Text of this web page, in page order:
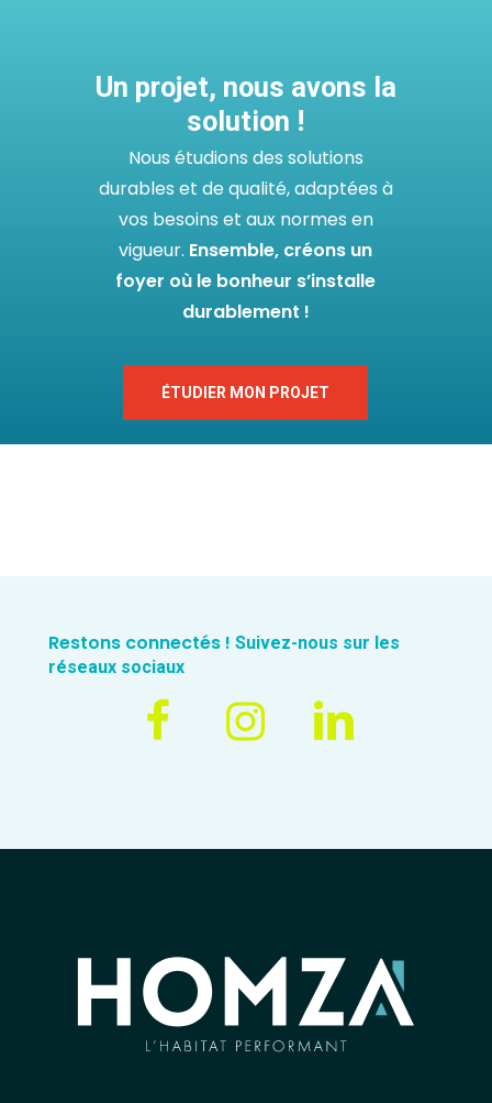
Un projet, nous avons la
solution !
Nous étudions des solutions
durables et de qualité, adaptées à
vos besoins et aux normes en
vigueur. Ensemble, créons un
foyer où le bonheur s’installe
durablement !
ÉTUDIER MON PROJET
Restons connectés ! Suivez-nous sur les
réseaux sociaux